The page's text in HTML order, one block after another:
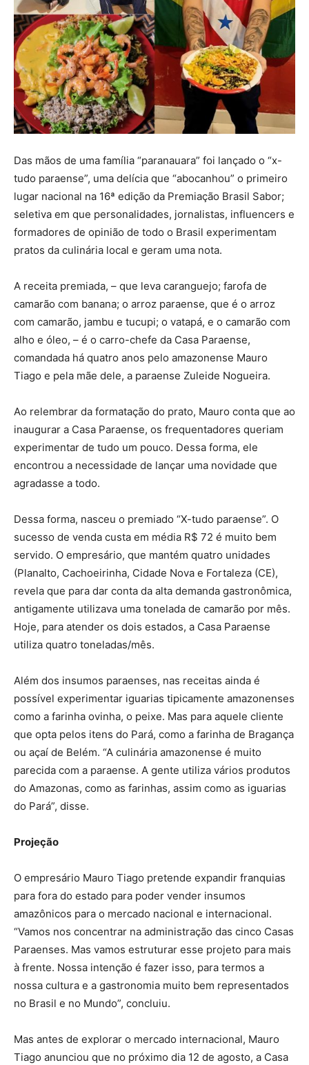
Das mãos de uma família “paranauara” foi lançado o “x-
tudo paraense”, uma delícia que “abocanhou” o primeiro
lugar nacional na 16ª edição da Premiação Brasil Sabor;
seletiva em que personalidades, jornalistas, influencers e
formadores de opinião de todo o Brasil experimentam
pratos da culinária local e geram uma nota.
A receita premiada, – que leva caranguejo; farofa de
camarão com banana; o arroz paraense, que é o arroz
com camarão, jambu e tucupi; o vatapá, e o camarão com
alho e óleo, – é o carro-chefe da Casa Paraense,
comandada há quatro anos pelo amazonense Mauro
Tiago e pela mãe dele, a paraense Zuleide Nogueira.
Ao relembrar da formatação do prato, Mauro conta que ao
inaugurar a Casa Paraense, os frequentadores queriam
experimentar de tudo um pouco. Dessa forma, ele
encontrou a necessidade de lançar uma novidade que
agradasse a todo.
Dessa forma, nasceu o premiado “X-tudo paraense”. O
sucesso de venda custa em média R$ 72 é muito bem
servido. O empresário, que mantém quatro unidades
(Planalto, Cachoeirinha, Cidade Nova e Fortaleza (CE),
revela que para dar conta da alta demanda gastronômica,
antigamente utilizava uma tonelada de camarão por mês.
Hoje, para atender os dois estados, a Casa Paraense
utiliza quatro toneladas/mês.
Além dos insumos paraenses, nas receitas ainda é
possível experimentar iguarias tipicamente amazonenses
como a farinha ovinha, o peixe. Mas para aquele cliente
que opta pelos itens do Pará, como a farinha de Bragança
ou açaí de Belém. “A culinária amazonense é muito
parecida com a paraense. A gente utiliza vários produtos
do Amazonas, como as farinhas, assim como as iguarias
do Pará”, disse.
Projeção
O empresário Mauro Tiago pretende expandir franquias
para fora do estado para poder vender insumos
amazônicos para o mercado nacional e internacional.
“Vamos nos concentrar na administração das cinco Casas
Paraenses. Mas vamos estruturar esse projeto para mais
à frente. Nossa intenção é fazer isso, para termos a
nossa cultura e a gastronomia muito bem representados
no Brasil e no Mundo”, concluiu.
Mas antes de explorar o mercado internacional, Mauro
Tiago anunciou que no próximo dia 12 de agosto, a Casa